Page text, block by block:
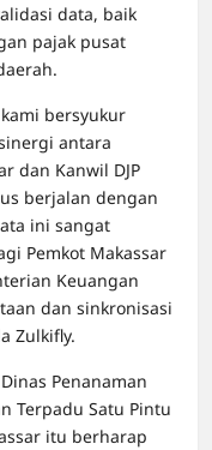
data, baik
pajak pusat
bersyukur
antara
dan Kanwil DJP
berjalan dengan
ini sangat
Pemkot Makassar
Keuangan
dan sinkronisasi
Zulkifly.
Penanaman
Terpadu Satu Pintu
itu berharap